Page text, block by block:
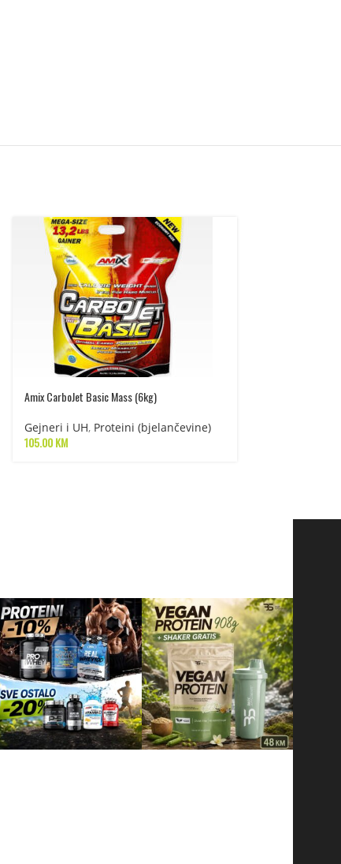
Amix CarboJet Basic Mass (6kg)
Gejneri i UH, Proteini (bjelančevine)
105.00KM